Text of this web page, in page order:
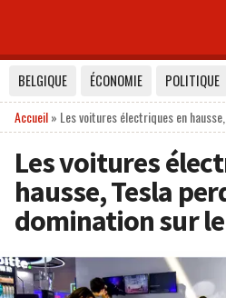
BELGIQUE ÉCONOMIE POLITIQUE
Accueil» Les voitures électriques en
Les voitures
hausse, Tesla
domination sur